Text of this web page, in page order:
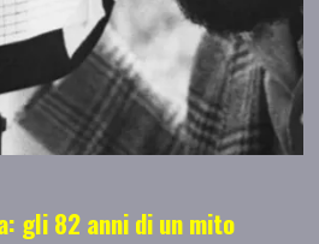
gli 82 anni di un mito